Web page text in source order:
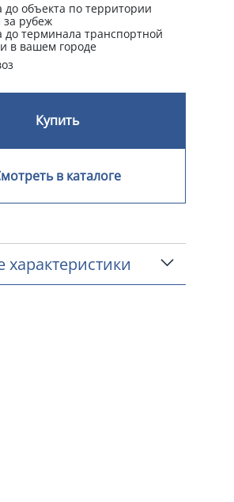
до объекта по территории
за рубеж
до терминала транспортной
в вашем городе
Купить
в каталоге